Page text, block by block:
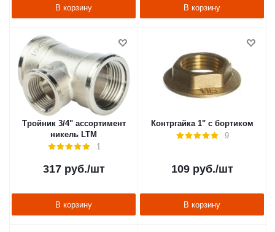
В корзину В корзину
Тройник 3/4" ассортимент
никель LTM
1
317руб./шт
В корзину
Контргайка 1" с бортиком
9
109руб./шт
В корзину